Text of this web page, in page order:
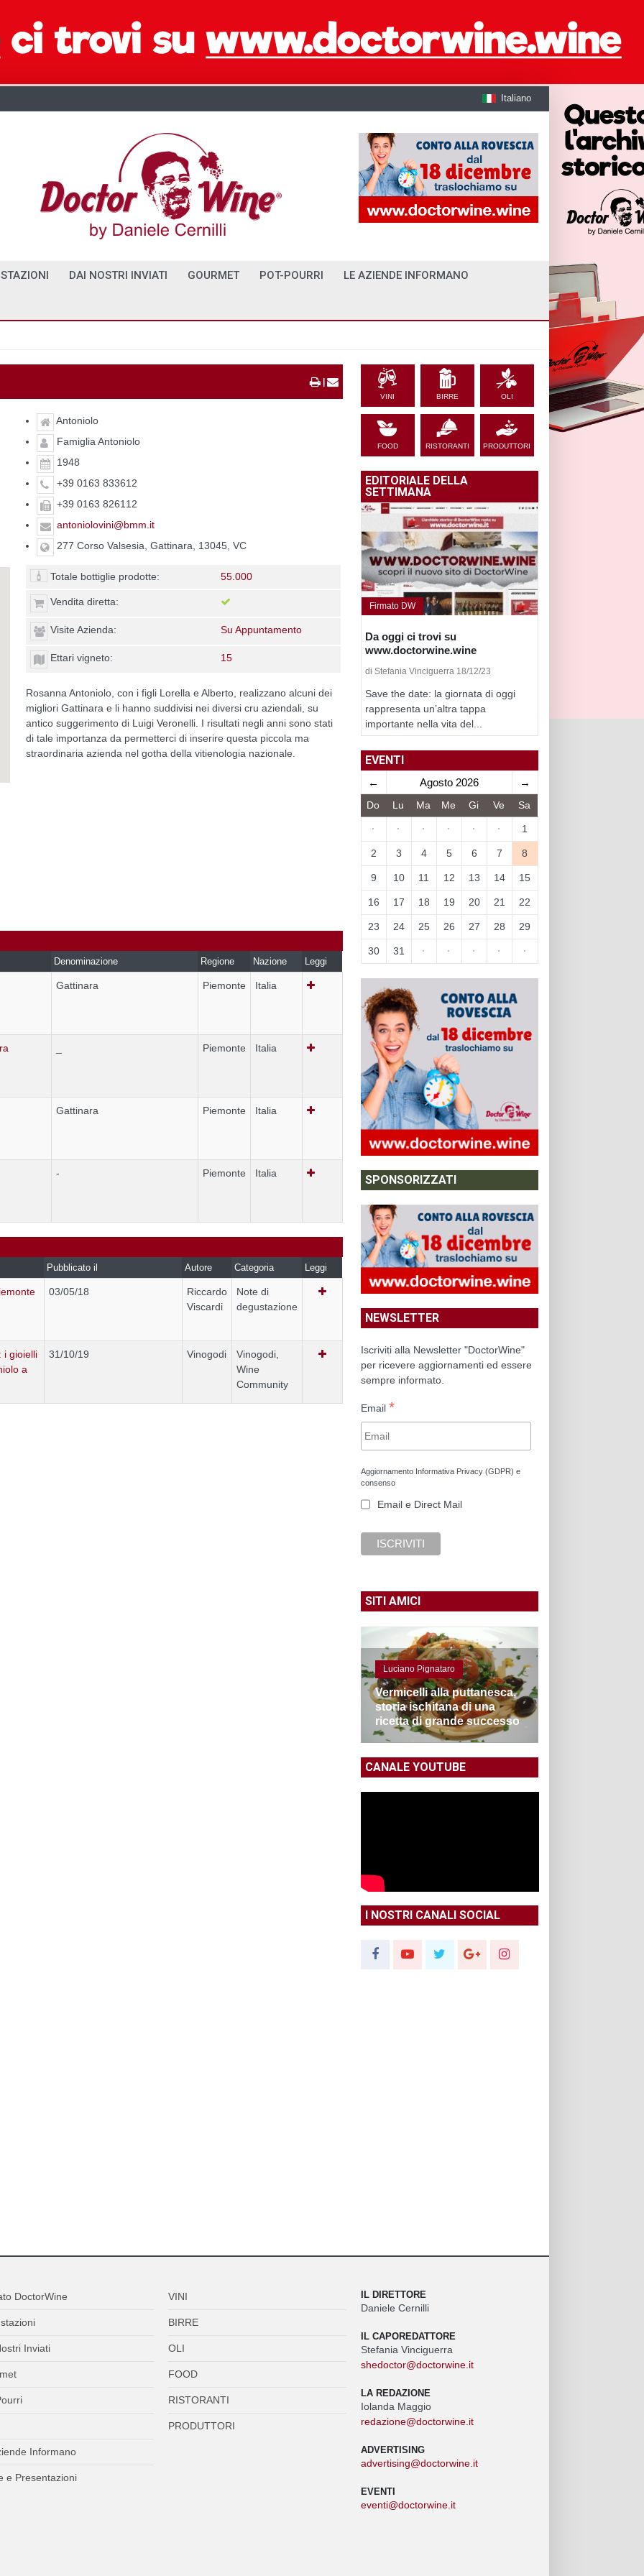
Italiano
DAI NOSTRI INVIATI GOURMET POT-POURRI LE AZIENDE INFORMANO
|
Antoniolo
Famiglia Antoniolo
1948
+39 0163 833612
+39 0163 826112
antoniolovini@bmm.it
277 Corso Valsesia, Gattinara, 13045, VC
Totale bottiglie prodotte: 55.000
Vendita diretta:
Visite Azienda: Su Appuntamento
Ettari vigneto: 15
Rosanna Antoniolo, con i figli Lorella e Alberto, realizzano alcuni dei
migliori Gattinara e li hanno suddivisi nei diversi cru aziendali, su
antico suggerimento di Luigi Veronelli. I risultati negli anni sono stati
di tale importanza da permetterci di inserire questa piccola ma
straordinaria azienda nel gotha della vitienologia nazionale.
Denominazione Regione Nazione Leggi
Gattinara Piemonte Italia
Piemonte Italia
Gattinara Piemonte Italia
- Piemonte Italia
Pubblicato il Autore Categoria Leggi
03/05/18
Riccardo
Viscardi
Note di
degustazione
i gioielli
a
31/10/19 Vinogodi
Vinogodi,
Wine
Community
VINI BIRRE OLI
FOOD RISTORANTI PRODUTTORI
EDITORIALE DELLA
SETTIMANA
Firmato DW
Da oggi ci trovi su
www.doctorwine.wine
di Stefania Vinciguerra 18/12/23
Save the date: la giornata di oggi
rappresenta un’altra tappa
importante nella vita del...
EVENTI
← Agosto 2026 →
Do Lu Ma Me Gi Ve Sa
· · · · · · 1
2 3 4 5 6 7 8
9 10 11 12 13 14 15
16 17 18 19 20 21 22
23 24 25 26 27 28 29
30 31 · · · · ·
SPONSORIZZATI
NEWSLETTER
Iscriviti alla Newsletter "DoctorWine"
per ricevere aggiornamenti ed essere
sempre informato.
Email *
Aggiornamento Informativa Privacy (GDPR) e
consenso
Email e Direct Mail
SITI AMICI
Luciano Pignataro
Vermicelli alla puttanesca,
storia ischitana di una
ricetta di grande successo
CANALE YOUTUBE
I NOSTRI CANALI SOCIAL
DoctorWine
Inviati
Informano
e Presentazioni
VINI
BIRRE
OLI
FOOD
RISTORANTI
PRODUTTORI
IL DIRETTORE
Daniele Cernilli
IL CAPOREDATTORE
Stefania Vinciguerra
shedoctor@doctorwine.it
LA REDAZIONE
Iolanda Maggio
redazione@doctorwine.it
ADVERTISING
advertising@doctorwine.it
EVENTI
eventi@doctorwine.it